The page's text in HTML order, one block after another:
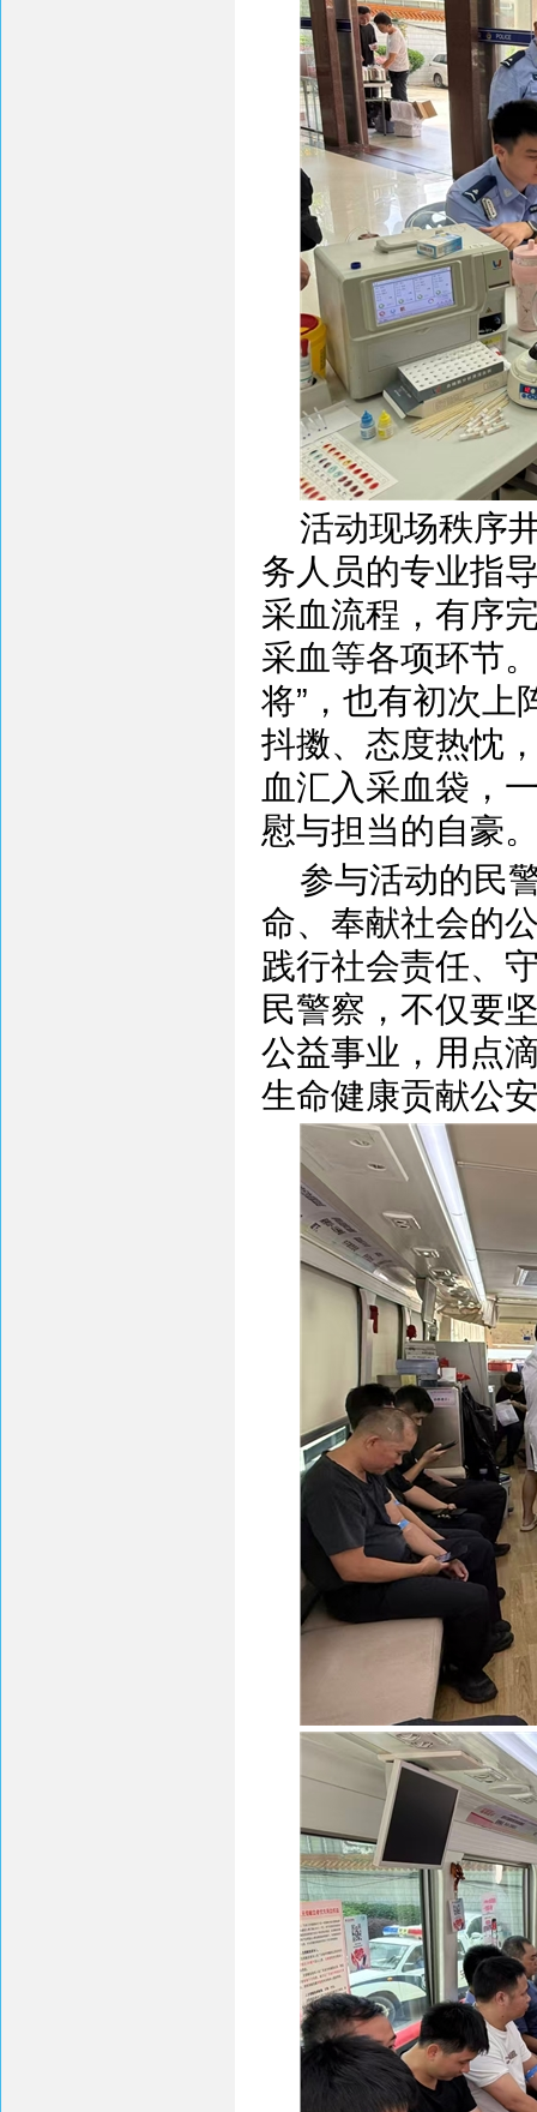
活动现场秩序
务人员的专业指
采血流程，有序
采血等各项环节
将”，也有初次上
抖擞、态度热忱
血汇入采血袋，
慰与担当的自豪
参与活动的民
命、奉献社会的
践行社会责任、
民警察，不仅要
公益事业，用点
生命健康贡献公